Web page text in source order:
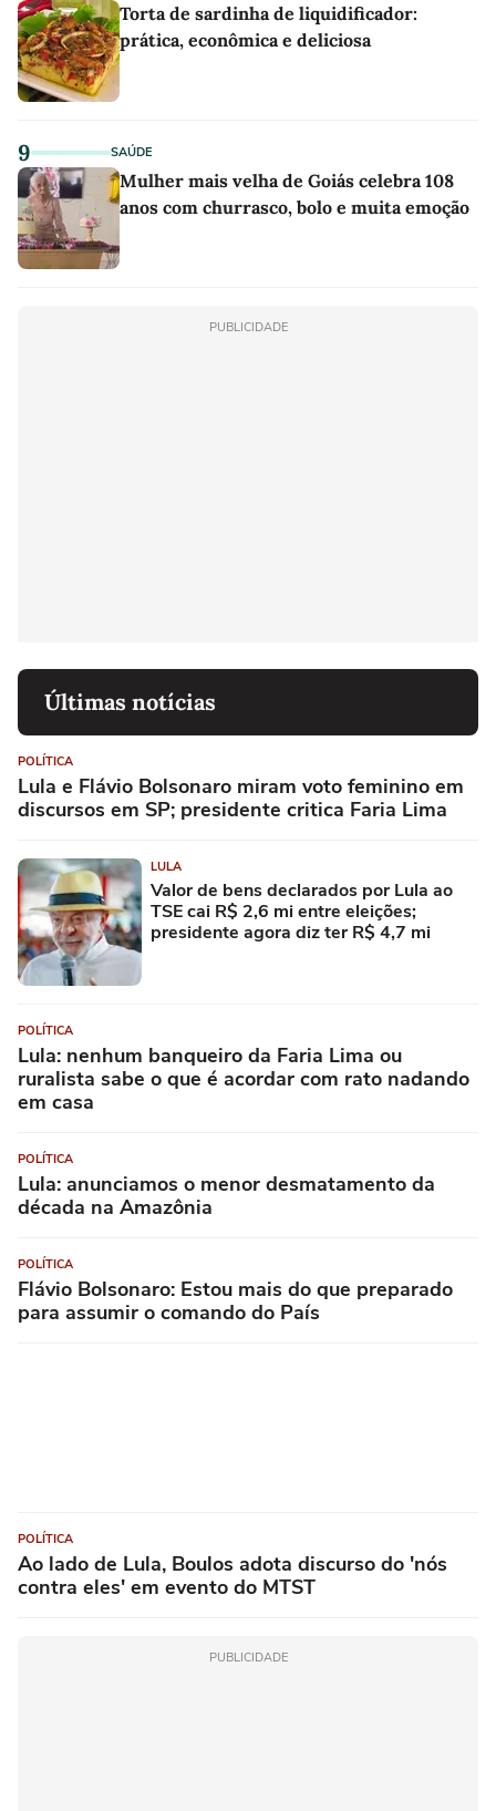
Torta de sardinha de liquidificador:
prática, econômica e deliciosa
9 SAÚDE
Mulher mais velha de Goiás celebra 108
anos com churrasco, bolo e muita emoção
PUBLICIDADE
Últimas notícias
POLÍTICA
Lula e Flávio Bolsonaro miram voto feminino em
discursos em SP; presidente critica Faria Lima
LULA
Valor de bens declarados por Lula ao
TSE cai R$ 2,6 mi entre eleições;
presidente agora diz ter R$ 4,7 mi
POLÍTICA
Lula: nenhum banqueiro da Faria Lima ou
ruralista sabe o que é acordar com rato nadando
em casa
POLÍTICA
Lula: anunciamos o menor desmatamento da
década na Amazônia
POLÍTICA
Flávio Bolsonaro: Estou mais do que preparado
para assumir o comando do País
POLÍTICA
Ao lado de Lula, Boulos adota discurso do 'nós
contra eles' em evento do MTST
PUBLICIDADE